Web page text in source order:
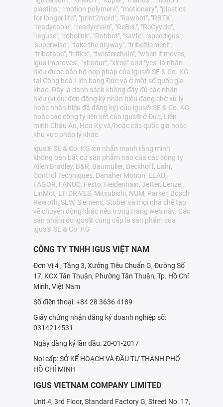
plastics", "motion polymers", "motionary", "plastics
for longer life", "print2mold", "Rawbot", "RBTX",
"readycable", "readychain", "ReBeL", "ReCyycle",
"reguse", "robolink", "Rohbot", "savfe", "speedigus",
"superwise", "take the dryway", "tribofilament",
"tribotape", "triflex", "twisterchain", "when it moves,
igus improves", "xirodur", "xiros" and "yes" là nhãn
hiệu được bảo hộ hợp pháp của igus® SE & Co. KG
tại Cộng hoà Liên bang Đức và ở một số quốc gia
khác. Đây là danh sách không đầy đủ các nhãn
hiệu (ví dụ: đơn đăng ký nhãn hiệu đang chờ xử lý
hoặc nhãn hiệu đã đăng ký) của igus® SE & Co. KG
hoặc các công ty liên kết của igus® ở Đức, Liên
minh Châu Âu, Hoa Kỳ và/hoặc các quốc gia hoặc
khu vực pháp lý khác.
igus® SE & Co. KG xin nhấn mạnh rằng mình
không bán bất cứ sản phẩm nào của các công ty
Allen Bradley, B&R, Baumüller, Beckhoff, Lahr,
Control Techniques, Danaher Motion, ELAU,
FAGOR, FANUC, Festo, Heidenhain, Jetter, Lenze,
LinMot, LTi DRiVES, Mitsubishi, NUM, Parker, Bosch
Rexroth, SEW, Siemens, Stöber và mọi nhà chế tạo
về chuyển động khác nêu trong trang web này. Các
sản phẩm do igus® cung cấp là sản phẩm của
igus® SE & Co. KG
CÔNG TY TNHH IGUS VIỆT NAM
Đơn Vị 4 , Tầng 3, Xưởng Tiêu Chuẩn G, Đường Số
17, KCX Tân Thuận, Phường Tân Thuận, Tp. Hồ Chí
Minh, Việt Nam
Số điện thoại: +84 28 3636 4189
Giấy chứng nhận đăng ký doanh nghiệp số:
0314214531
Ngày đăng ký lần đầu: 20-01-2017
Nơi cấp: SỞ KẾ HOẠCH VÀ ÐẦU TƯ THÀNH PHỐ
HỒ CHÍ MINH
IGUS VIETNAM COMPANY LIMITED
Unit 4, 3rd Floor, Standard Factory G, Street No. 17,